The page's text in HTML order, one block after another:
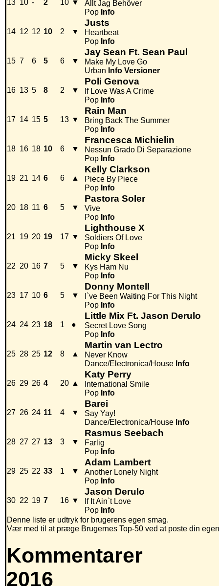
13 10 - 2 10 ▼
Allt Jag Behöver
Pop Info
14 12 12 10 2 ▼
Justs
Heartbeat
Pop Info
15 7 6 5 6 ▼
Jay Sean Ft. Sean Paul
Make My Love Go
Urban Info Versioner
16 13 5 8 2 ▼
Poli Genova
If Love Was A Crime
Pop Info
17 14 15 5 13 ▼
Rain Man
Bring Back The Summer
Pop Info
18 16 18 10 6 ▼
Francesca Michielin
Nessun Grado Di Separazione
Pop Info
19 21 14 6 6 ▲
Kelly Clarkson
Piece By Piece
Pop Info
20 18 11 6 5 ▼
Pastora Soler
Vive
Pop Info
21 19 20 19 17 ▼
Lighthouse X
Soldiers Of Love
Pop Info
22 20 16 7 5 ▼
Micky Skeel
Kys Ham Nu
Pop Info
23 17 10 6 5 ▼
Donny Montell
I`ve Been Waiting For This Night
Pop Info
24 24 23 18 1 ●
Little Mix Ft. Jason Derulo
Secret Love Song
Pop Info
25 28 25 12 8 ▲
Martin van Lectro
Never Know
Dance/Electronica/House Info
26 29 26 4 20 ▲
Katy Perry
International Smile
Pop Info
27 26 24 11 4 ▼
Barei
Say Yay!
Dance/Electronica/House Info
28 27 27 13 3 ▼
Rasmus Seebach
Farlig
Pop Info
29 25 22 33 1 ▼
Adam Lambert
Another Lonely Night
Pop Info
30 22 19 7 16 ▼
Jason Derulo
If It Ain`t Love
Pop Info
Denne liste er udtryk for brugerens egen smag.
Vær med til at præge Brugernes Top-50 ved at poste din
Kommentarer
2016